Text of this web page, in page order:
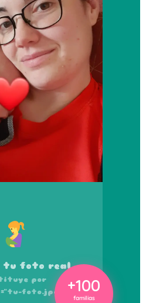
tu foto real
por
foto.jpg">
+100
familias